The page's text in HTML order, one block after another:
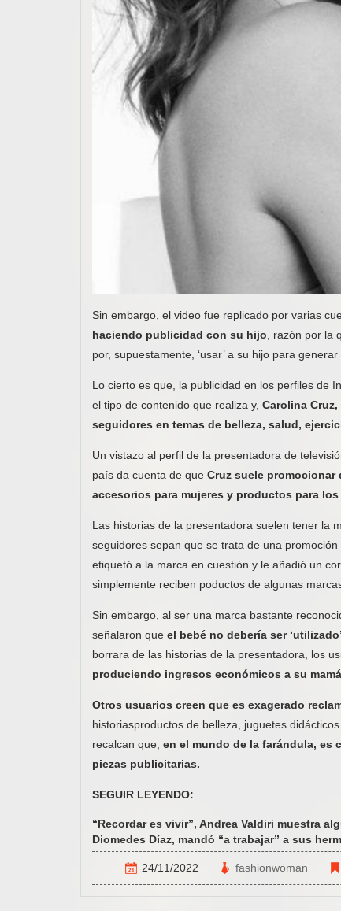
Sin embargo, el video fue replicado por varias
haciendo publicidad con su hijo , razón por
por, supuestamente, ‘usar’ a su hijo para generar
Lo cierto es que, la publicidad en los perfiles de
el tipo de contenido que realiza y, Carolina
seguidores en temas de belleza, salud,
Un vistazo al perfil de la presentadora de
país da cuenta de que Cruz suele promocionar
accesorios para mujeres y productos para
Las historias de la presentadora suelen tener la
seguidores sepan que se trata de una
etiquetó a la marca en cuestión y le añadió un
simplemente reciben poductos de algunas
Sin embargo, al ser una marca bastante
señalaron que el bebé no debería ser
borrara de las historias de la presentadora, los
produciendo ingresos económicos a su
Otros usuarios creen que es exagerado
historiasproductos de belleza, juguetes
recalcan que, en el mundo de la farándula, es
piezas publicitarias.
SEGUIR LEYENDO:
“Recordar es vivir”, Andrea Valdiri muestra
Diomedes Díaz, mandó “a trabajar” a sus
24/11/2022 fashionwoman